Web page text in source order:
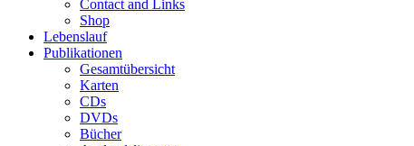
Contact and Links
Shop
Lebenslauf
Publikationen
Gesamtübersicht
Karten
CDs
DVDs
Bücher